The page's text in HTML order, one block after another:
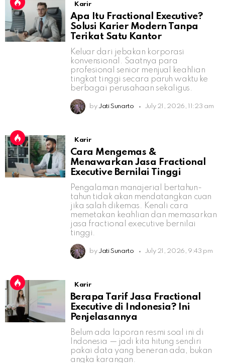
Karir
Apa Itu Fractional Executive?
Solusi Karier Modern Tanpa
Terikat Satu Kantor
Keluar dari jebakan korporasi
konvensional. Saatnya para
profesional senior menjual keahlian
tingkat tinggi secara paruh waktu ke
berbagai perusahaan sekaligus.
by Jati Sunarto July 21, 2026, 11:23 am
Karir
Cara Mengemas &
Menawarkan Jasa Fractional
Executive Bernilai Tinggi
Pengalaman manajerial bertahun-
tahun tidak akan mendatangkan cuan
jika salah dikemas. Kenali cara
memetakan keahlian dan memasarkan
jasa fractional executive bernilai
tinggi.
by Jati Sunarto July 21, 2026, 9:43 pm
Karir
Berapa Tarif Jasa Fractional
Executive di Indonesia? Ini
Penjelasannya
Belum ada laporan resmi soal ini di
Indonesia — jadi kita hitung sendiri
pakai data yang beneran ada, bukan
angka karangan.